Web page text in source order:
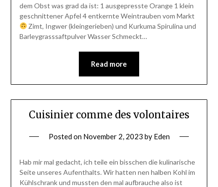
dem Obst was grad da ist: 1 ausgepresste Orange 1 klein
geschnittener Apfel 4 entkernte Weintrauben vom Markt
Zimt, Ingwer (kleingerieben) und Kurkuma Spirulina und
Barleygrasssaftpulver Wasser Schmeckt…
Read more
Cuisinier comme des volontaires
Posted on November 2, 2023 by Eden
Hab mir mal gedacht, ich teile ein bisschen die kulinarische
Seite unseres Aufenthalts. Wir hatten nen halben Kohl im
Kühlschrank und mussten den mal aufbrauche also ist